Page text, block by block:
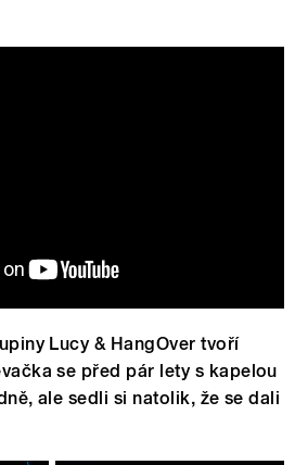
Lucy & HangOver tvoří
se před pár lety s kapelou
ale sedli si natolik, že se dali